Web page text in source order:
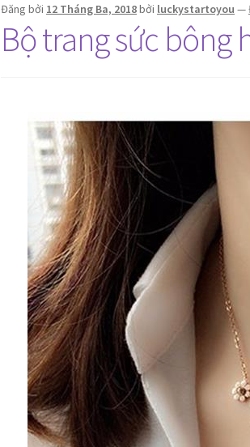
Đăng bởi 12 Tháng Ba, 2018bởi luckystartoyou —
Bộ trang sức bông